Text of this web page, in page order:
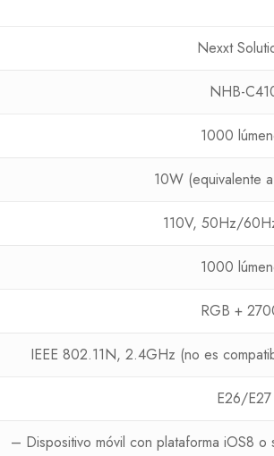
Nexxt
NHB-
1000
10W (equivalente
110V, 50Hz/
1000
RGB +
IEEE 802.11N, 2.4GHz (no es
E26/E27
– Dispositivo móvil con plataforma iOS8